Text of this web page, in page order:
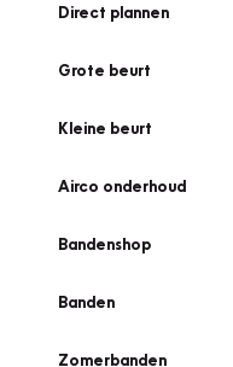
Direct plannen
Grote beurt
Kleine beurt
Airco onderhoud
Bandenshop
Banden
Zomerbanden